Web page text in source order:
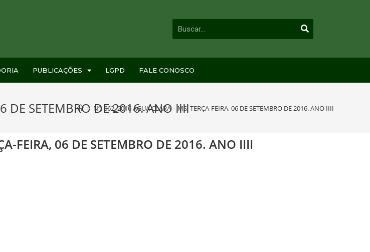
PUBLICAÇÕES LGPD FALE CONOSCO
DE SETEMBRO DE 2016. ANO IIII
> Nº. 662_2016 ÁGUA CLARA – MS, TERÇA-FEIRA, 06 DE SETEMBRO DE 2016. ANO IIII
FEIRA, 06 DE SETEMBRO DE 2016. ANO IIII